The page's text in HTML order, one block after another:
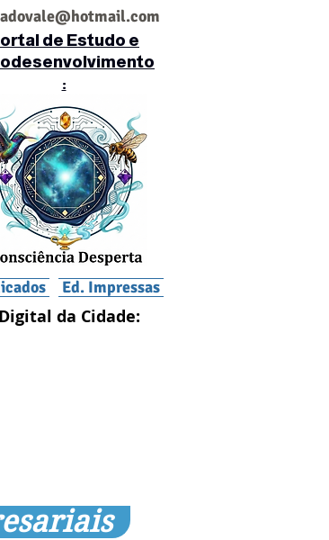
de Estudo e
:
Ed. Impressas
da Cidade: